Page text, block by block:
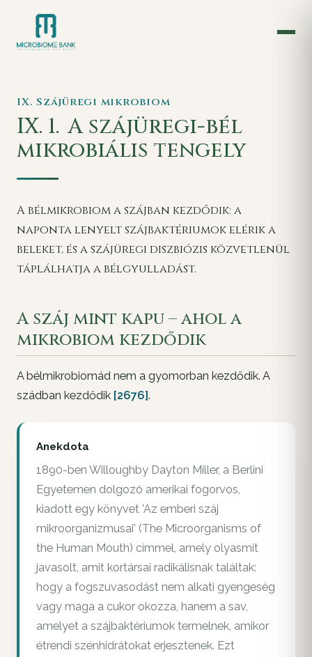
IX. Szájüregi mikrobiom
IX. 1. A szájüregi-bél
mikrobiális tengely
A bélmikrobiom a szájban kezdődik: a
naponta lenyelt szájbaktériumok elérik a
beleket, és a szájüregi diszbiózis közvetlenül
táplálhatja a bélgyulladást.
A száj mint kapu – ahol a
mikrobiom kezdődik
A bélmikrobiomád nem a gyomorban kezdődik. A
szádban kezdődik [2676].
Anekdota
1890-ben Willoughby Dayton Miller, a Berlini
Egyetemen dolgozó amerikai fogorvos,
kiadott egy könyvet 'Az emberi száj
mikroorganizmusai' (The Microorganisms of
the Human Mouth) címmel, amely olyasmit
javasolt, amit kortársai radikálisnak találtak:
hogy a fogszuvasodást nem alkati gyengeség
vagy maga a cukor okozza, hanem a sav,
amelyet a szájbaktériumok termelnek, amikor
étrendi szénhidrátokat erjesztenek. Ezt